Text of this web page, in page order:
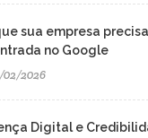
sua empresa
no Google
02/2026
Digital e